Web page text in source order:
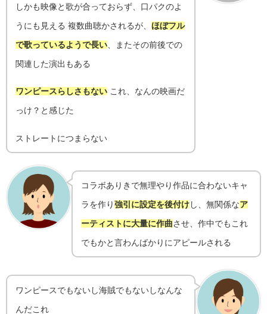
しかも映像と歌が合っておらず、口パクのよ
うにも見える 複数曲聴かされるが、ほぼフル
で歌っているようで長い 、またその前後での
関連した演出もある
ワンピースらしさもない これ、なんの映画だ
っけ？と感じた
ストレートにつまらない
コラボありきで無理やり作品に合わないキャ
ラを作り強引に設定を後付け し、無関係なア
ーティストに大量に作曲させ、作中でもこれ
でもかと言わんばかりにアピールされる
ワンピースでもないし海賊でもないしなんな
んだこれ